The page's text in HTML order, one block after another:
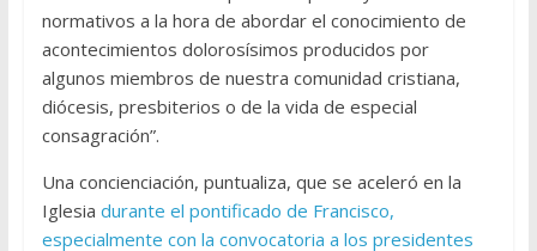
normativos a la hora de abordar el conocimiento de
acontecimientos dolorosísimos producidos por
algunos miembros de nuestra comunidad cristiana,
diócesis, presbiterios o de la vida de especial
consagración”.
Una concienciación, puntualiza, que se aceleró en la
Iglesia durante el pontificado de Francisco,
especialmente con la convocatoria a los presidentes